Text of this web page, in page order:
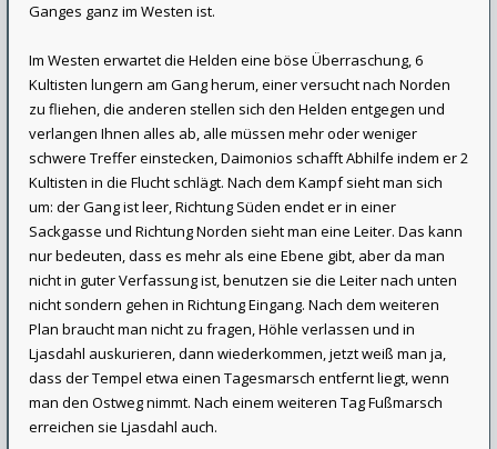
Ganges ganz im Westen ist.
Im Westen erwartet die Helden eine böse Überraschung, 6
Kultisten lungern am Gang herum, einer versucht nach Norden
zu fliehen, die anderen stellen sich den Helden entgegen und
verlangen Ihnen alles ab, alle müssen mehr oder weniger
schwere Treffer einstecken, Daimonios schafft Abhilfe indem er 2
Kultisten in die Flucht schlägt. Nach dem Kampf sieht man sich
um: der Gang ist leer, Richtung Süden endet er in einer
Sackgasse und Richtung Norden sieht man eine Leiter. Das kann
nur bedeuten, dass es mehr als eine Ebene gibt, aber da man
nicht in guter Verfassung ist, benutzen sie die Leiter nach unten
nicht sondern gehen in Richtung Eingang. Nach dem weiteren
Plan braucht man nicht zu fragen, Höhle verlassen und in
Ljasdahl auskurieren, dann wiederkommen, jetzt weiß man ja,
dass der Tempel etwa einen Tagesmarsch entfernt liegt, wenn
man den Ostweg nimmt. Nach einem weiteren Tag Fußmarsch
erreichen sie Ljasdahl auch.